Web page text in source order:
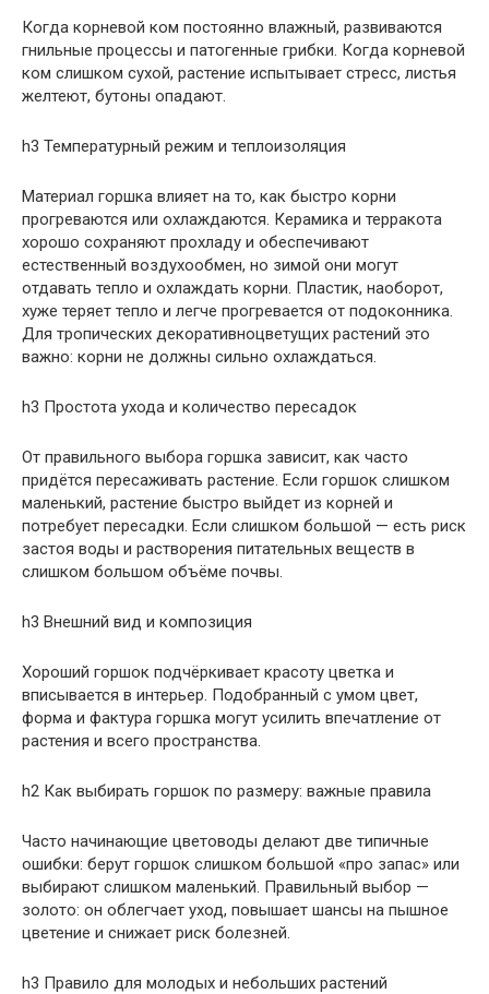
Когда корневой ком постоянно влажный, развиваются
гнильные процессы и патогенные грибки. Когда корневой
ком слишком сухой, растение испытывает стресс, листья
желтеют, бутоны опадают.
h3 Температурный режим и теплоизоляция
Материал горшка влияет на то, как быстро корни
прогреваются или охлаждаются. Керамика и терракота
хорошо сохраняют прохладу и обеспечивают
естественный воздухообмен, но зимой они могут
отдавать тепло и охлаждать корни. Пластик, наоборот,
хуже теряет тепло и легче прогревается от подоконника.
Для тропических декоративноцветущих растений это
важно: корни не должны сильно охлаждаться.
h3 Простота ухода и количество пересадок
От правильного выбора горшка зависит, как часто
придётся пересаживать растение. Если горшок слишком
маленький, растение быстро выйдет из корней и
потребует пересадки. Если слишком большой — есть риск
застоя воды и растворения питательных веществ в
слишком большом объёме почвы.
h3 Внешний вид и композиция
Хороший горшок подчёркивает красоту цветка и
вписывается в интерьер. Подобранный с умом цвет,
форма и фактура горшка могут усилить впечатление от
растения и всего пространства.
h2 Как выбирать горшок по размеру: важные правила
Часто начинающие цветоводы делают две типичные
ошибки: берут горшок слишком большой «про запас» или
выбирают слишком маленький. Правильный выбор —
золото: он облегчает уход, повышает шансы на пышное
цветение и снижает риск болезней.
h3 Правило для молодых и небольших растений